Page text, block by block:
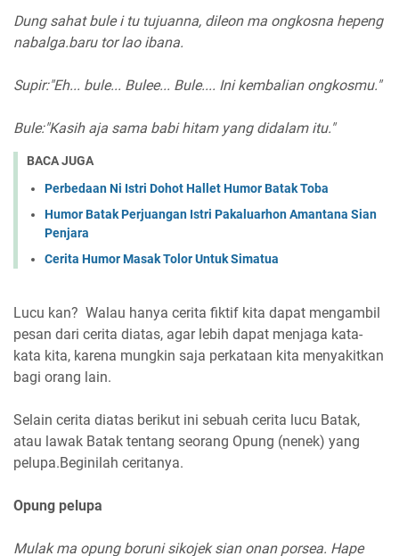
Dung sahat bule i tu tujuanna, dileon ma ongkosna hepeng
nabalga.baru tor lao ibana.
Supir:"Eh... bule... Bulee... Bule.... Ini kembalian ongkosmu."
Bule:"Kasih aja sama babi hitam yang didalam itu."
BACA JUGA
Perbedaan Ni Istri Dohot Hallet Humor Batak Toba
Humor Batak Perjuangan Istri Pakaluarhon Amantana Sian
Penjara
Cerita Humor Masak Tolor Untuk Simatua
Lucu kan? Walau hanya cerita fiktif kita dapat mengambil
pesan dari cerita diatas, agar lebih dapat menjaga kata-
kata kita, karena mungkin saja perkataan kita menyakitkan
bagi orang lain.
Selain cerita diatas berikut ini sebuah cerita lucu Batak,
atau lawak Batak tentang seorang Opung (nenek) yang
pelupa.Beginilah ceritanya.
Opung pelupa
Mulak ma opung boruni sikojek sian onan porsea. Hape